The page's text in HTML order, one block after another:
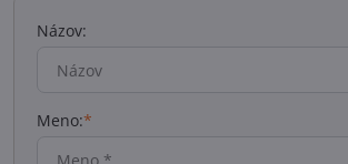
Názov:
Meno:*